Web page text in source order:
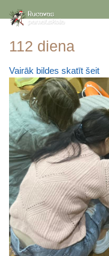
112 diena
Vairāk bildes skatīt šeit